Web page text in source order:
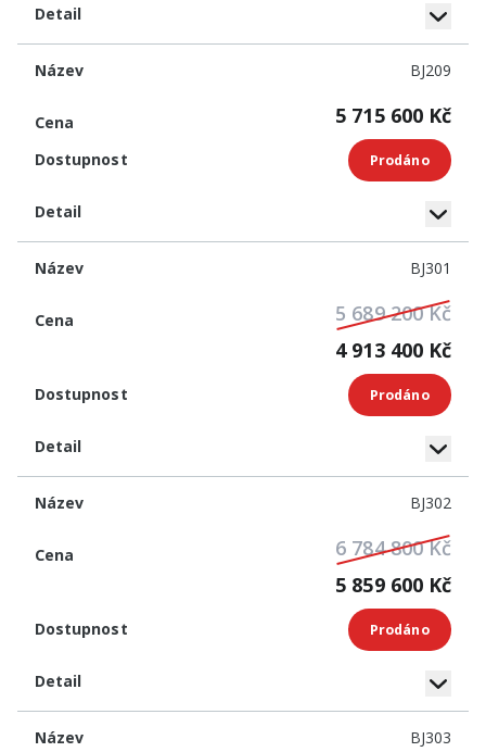
BJ209
5 715 600 Kč
Prodáno
BJ301
5 689 200 Kč
4 913 400 Kč
Prodáno
BJ302
6 784 800 Kč
5 859 600 Kč
Prodáno
BJ303